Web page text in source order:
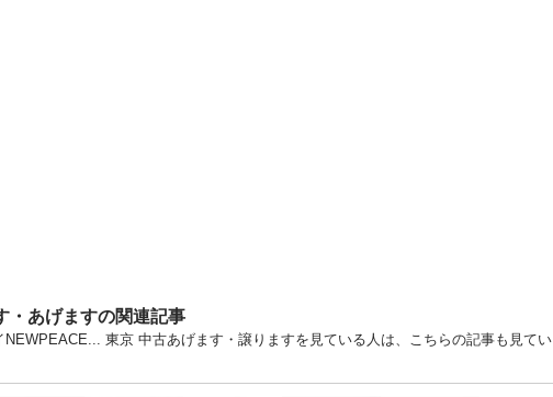
・あげますの関連記事
NEWPEACE... 東京 中古あげます・譲りますを見ている人は、こちらの記事も見てい